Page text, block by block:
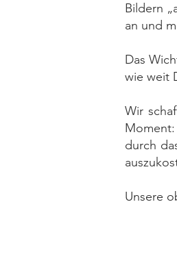
Bildern
an und
Das
wie weit
Wir
durch
Unsere